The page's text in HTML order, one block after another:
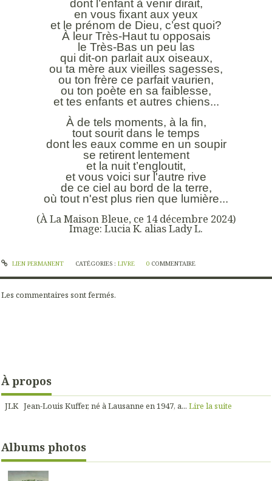
dont l’enfant à venir dirait,
en vous fixant aux yeux
et le prénom de Dieu, c’est quoi?
À leur Très-Haut tu opposais
le Très-Bas un peu las
qui dit-on parlait aux oiseaux,
ou ta mère aux vieilles sagesses,
ou ton frère ce parfait vaurien,
ou ton poète en sa faiblesse,
et tes enfants et autres chiens...
À de tels moments, à la fin,
tout sourit dans le temps
dont les eaux comme en un soupir
se retirent lentement
et la nuit t’engloutit,
et vous voici sur l'autre rive
de ce ciel au bord de la terre,
où tout n'est plus rien que lumière...
(À La Maison Bleue, ce 14 décembre 2024)
Image: Lucia K. alias Lady L.
LIEN PERMANENT CATÉGORIES : LIVRE 0 COMMENTAIRE
Les commentaires sont fermés.
À propos
JLK Jean-Louis Kuffer, né à Lausanne en 1947, a... Lire la suite
Albums photos